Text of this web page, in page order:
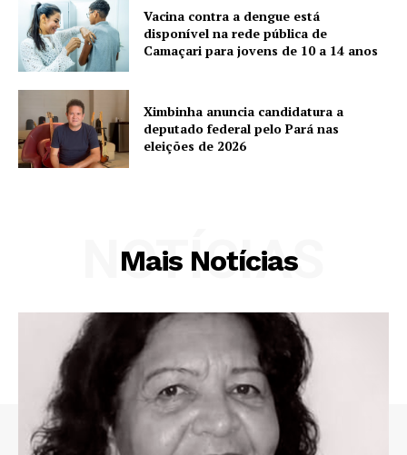
Vacina contra a dengue está
disponível na rede pública de
Camaçari para jovens de 10 a 14 anos
Ximbinha anuncia candidatura a
deputado federal pelo Pará nas
eleições de 2026
Mais Notícias
NOTÍCIAS